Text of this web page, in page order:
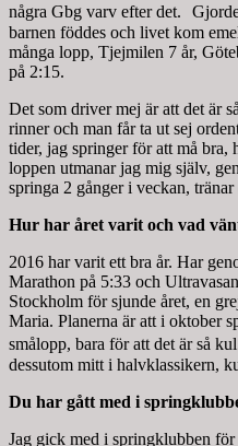
några Gbg varv efter det.
barnen föddes och livet kom
många lopp, Tjejmilen 7 år,
på 2:15.
Det som driver mej är att det är
rinner och man får ta ut sej
tider, jag springer för att må bra,
loppen utmanar jag mig själv,
springa 2 gånger i veckan,
Hur har året varit och vad
2016 har varit ett bra år. Har
Marathon på 5:33 och
Stockholm för sjunde året, en
Maria. Planerna är att i oktober
smålopp, bara för att det är så
dessutom mitt i halvklassikern,
Du har gått med i
Jag gick med i springklubben för